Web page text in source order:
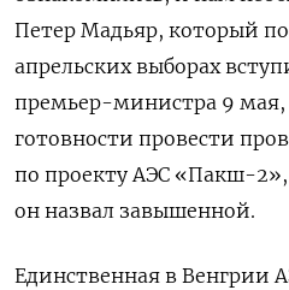
Петер Мадьяр, который
апрельских выборах
премьер-министра 9 мая,
готовности провести
по проекту АЭС «Пакш-2»,
он назвал завышенной.
Единственная в Венгрии